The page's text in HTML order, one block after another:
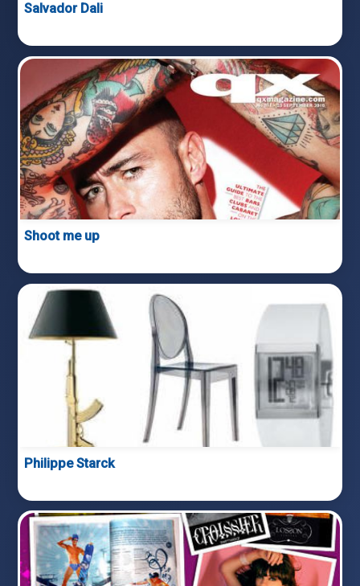
Salvador Dali
Shoot me up
Philippe Starck